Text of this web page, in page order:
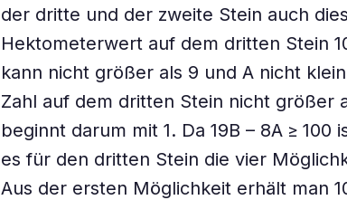
der dritte und der zweite Stein auch
Hektometerwert auf dem dritten Stein
kann nicht größer als 9 und A nicht
Zahl auf dem dritten Stein nicht größer
beginnt darum mit 1. Da 19B – 8A ≥ 100
es für den dritten Stein die vier
Aus der ersten Möglichkeit erhält man